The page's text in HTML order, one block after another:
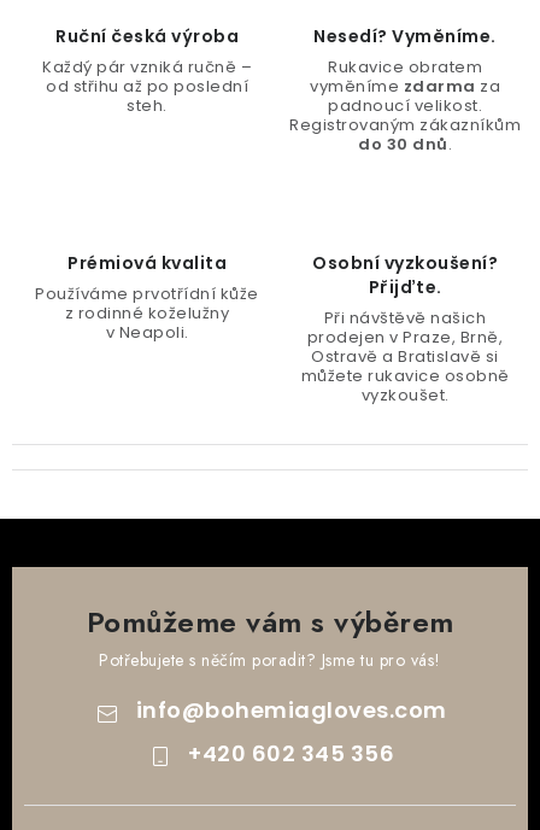
Ruční česká výroba
Každý pár vzniká ručně –
od střihu až po poslední
steh.
Nesedí? Vyměníme.
Rukavice obratem
vyměníme zdarma za
padnoucí velikost.
Registrovaným zákazníkům
do 30 dnů.
Prémiová kvalita
Používáme prvotřídní kůže
z rodinné koželužny
v Neapoli.
Osobní vyzkoušení?
Přijďte.
Při návštěvě našich
prodejen v Praze, Brně,
Ostravě a Bratislavě si
můžete rukavice osobně
vyzkoušet.
Pomůžeme vám s výběrem
Potřebujete s něčím poradit? Jsme tu pro vás!
info@bohemiagloves.com
+420 602 345 356